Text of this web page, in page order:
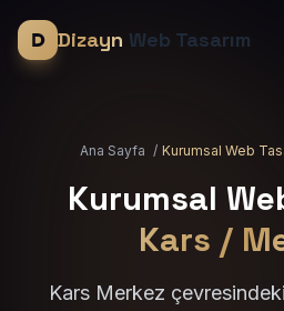
Dizayn Web Tasarım
Ana Sayfa / Kurumsal Web
Kurumsal
Kars /
Kars Merkez